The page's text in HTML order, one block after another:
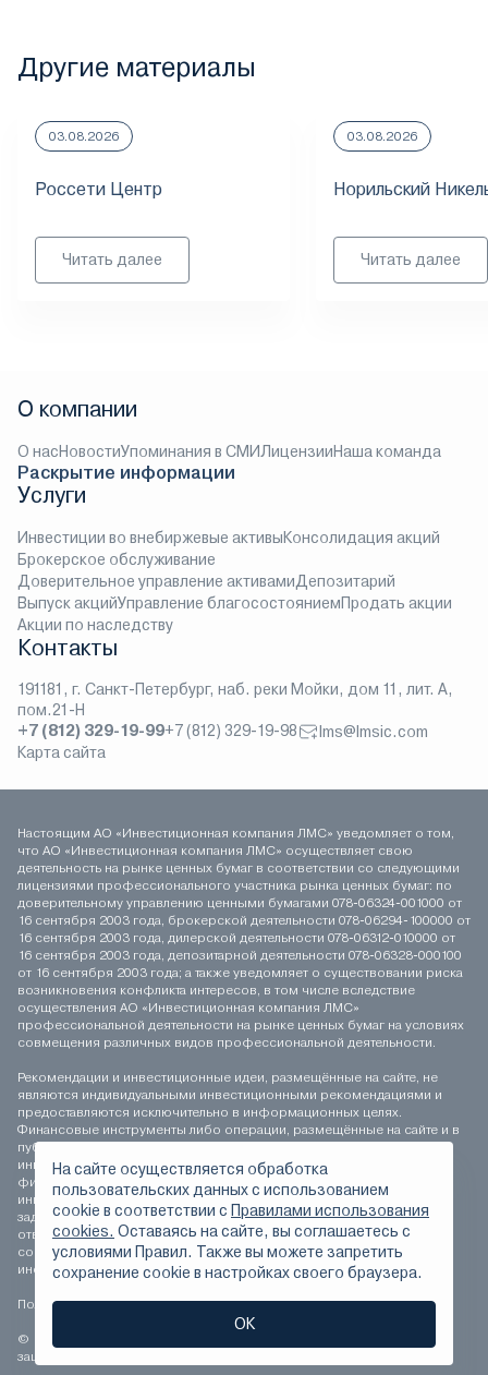
Другие материалы
03.08.2026
Россети Центр
Читать далее
03.08.2026
Норильский
Читать далее
О компании
О насНовостиУпоминания в СМИЛицензииНаша команда
Раскрытие информации
Услуги
Инвестиции во внебиржевые активыКонсолидация акций
Брокерское обслуживание
Доверительное управление активамиДепозитарий
Выпуск акцийУправление благосостояниемПродать акции
Акции по наследству
Контакты
191181, г. Санкт-Петербург, наб. реки Мойки, дом 11, лит. А,
пом.21-Н
+7 (812) 329-19-99+7 (812) 329-19-98
lms@lmsic.com
Карта сайта
Настоящим АО «Инвестиционная компания ЛМС» уведомляет о том,
что АО «Инвестиционная компания ЛМС» осуществляет свою
деятельность на рынке ценных бумаг в соответствии со следующими
лицензиями профессионального участника рынка ценных бумаг: по
доверительному управлению ценными бумагами 078-06324-001000 от
16 сентября 2003 года, брокерской деятельности 078-06294-100000 от
16 сентября 2003 года, дилерской деятельности 078-06312-010000 от
16 сентября 2003 года, депозитарной деятельности 078-06328-000100
от 16 сентября 2003 года; а также уведомляет о существовании риска
возникновения конфликта интересов, в том числе вследствие
осуществления АО «Инвестиционная компания ЛМС»
профессиональной деятельности на рынке ценных бумаг на условиях
совмещения различных видов профессиональной деятельности.
Рекомендации и инвестиционные идеи, размещённые на сайте, не
являются индивидуальными инвестиционными рекомендациями и
предоставляются исключительно в информационных целях.
Финансовые инструменты либо операции, размещённые на сайте и в
публикуемых материалах, могут не соответствовать вашему
инвестиционному профилю. Определение соответствия
финансового инструмента либо операции инвестиционным целям,
инвестиционному горизонту и толерантности к риску является
задачей инвестора. АО «Инвестиционная компания ЛМС» не несёт
ответственности за возможные убытки инвестора в случае
совершения операций, либо инвестирования в финансовые
инструменты, упомянутые на сайте и в публикуемых материалах.
Положение о персональных данных
© 1994-2026 АО «Инвестиционная компания ЛМС» Все права
защищены.
На сайте осуществляется обработка
пользовательских данных с использованием
сookie в соответствии с Правилами использования
cookies. Оставаясь на сайте, вы соглашаетесь с
условиями Правил. Также вы можете запретить
сохранение сookie в настройках своего браузера.
ОК